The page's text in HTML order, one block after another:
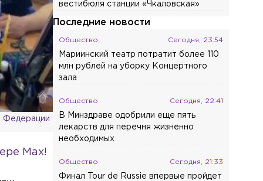
Федерации
Max!
вестибюля станции «Чкаловская»
Последние новости
Общество Сегодня, 23:54
Мариинский театр потратит более 110
млн рублей на уборку Концертного
зала
Общество Сегодня, 22:41
В Минздраве одобрили еще пять
лекарств для перечня жизненно
необходимых
Общество Сегодня, 21:33
Финал Tour de Russie впервые пройдет